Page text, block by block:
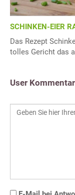
SCHINKEN-EIER
Das Rezept
tolles Gericht das
User